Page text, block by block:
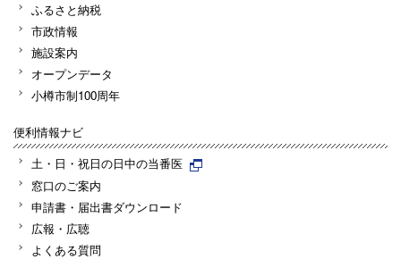
ふるさと納税
市政情報
施設案内
オープンデータ
小樽市制100周年
便利情報ナビ
土・日・祝日の日中の当番医
窓口のご案内
申請書・届出書ダウンロード
広報・広聴
よくある質問